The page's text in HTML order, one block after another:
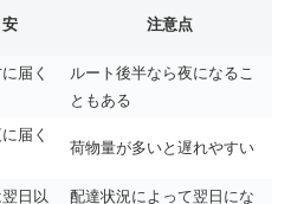
注意点
届く
ルート後半なら夜になるこ
ともある
届く
荷物量が多いと遅れやすい
日以
配達状況によって翌日にな